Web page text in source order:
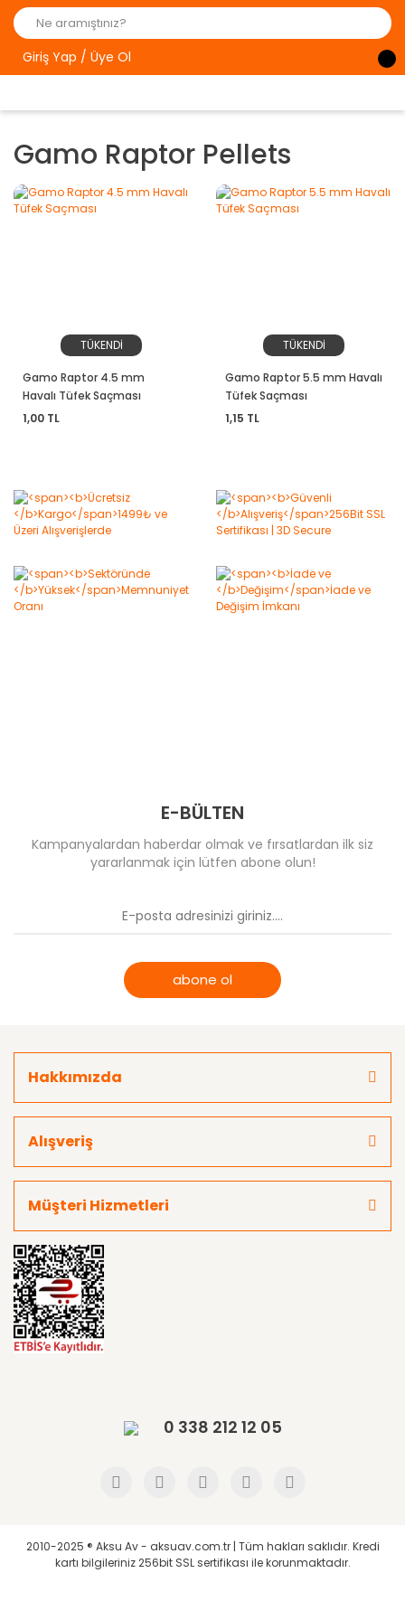
Giriş Yap / Üye Ol
Gamo Raptor Pellets
TÜKENDİ
Gamo Raptor 4.5 mm
Havalı Tüfek Saçması
1,00 TL
TÜKENDİ
Gamo Raptor 5.5 mm Havalı
Tüfek Saçması
1,15 TL
E-BÜLTEN
Kampanyalardan haberdar olmak ve fırsatlardan ilk siz
yararlanmak için lütfen abone olun!
abone ol
Hakkımızda
Alışveriş
Müşteri Hizmetleri
0 338 212 12 05
2010-2025 ® Aksu Av - aksuav.com.tr | Tüm hakları saklıdır. Kredi
kartı bilgileriniz 256bit SSL sertifikası ile korunmaktadır.